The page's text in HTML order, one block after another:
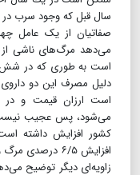
سال قبل كه وجود سرب
صفاتیان از یک عامل
می‌دهد مرگ‌های ناشی از
است به طوری که در شش
دلیل مصرف این دو
است ارزان قیمت و در
می‌شود، پس عجیب نیست
کشور افزایش داشته
افزایش ۶/۵